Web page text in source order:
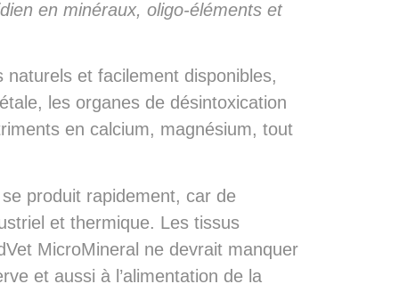
en minéraux, oligo-éléments et
et facilement disponibles,
les organes de désintoxication
en calcium, magnésium, tout
produit rapidement, car de
et thermique. Les tissus
MicroMineral ne devrait manquer
et aussi à l’alimentation de la